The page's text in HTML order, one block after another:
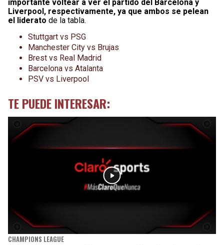
importante voltear a ver el partido del Barcelona y
Liverpool, respectivamente, ya que ambos se pelean
el liderato de la tabla.
Stuttgart vs PSG
Manchester City vs Brujas
Brest vs Real Madrid
Barcelona vs Atalanta
PSV vs Liverpool
TE PUEDE INTERESAR:
CHAMPIONS LEAGUE